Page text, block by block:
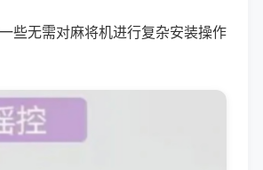
些无需对麻将机进行复杂安装操作